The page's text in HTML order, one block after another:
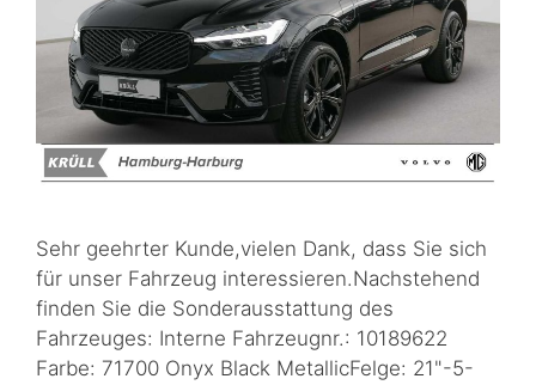
Sehr geehrter Kunde,vielen Dank, dass Sie sich
für unser Fahrzeug interessieren.Nachstehend
finden Sie die Sonderausstattung des
Fahrzeuges: Interne Fahrzeugnr.: 10189622
Farbe: 71700 Onyx Black MetallicFelge: 21"-5-